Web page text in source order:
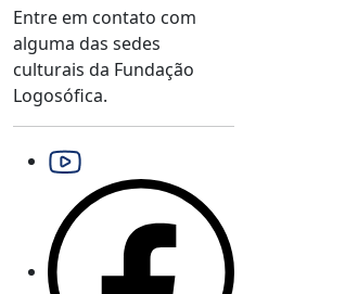
Entre em contato com
alguma das sedes
culturais da Fundação
Logosófica.